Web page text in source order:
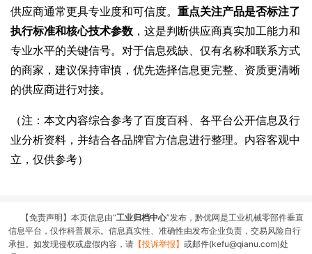
供应商通常更具专业度和可信度。 重点关注产品是否标注了
执行标准和核心技术参数 ，这是判断供应商真实加工能力和
专业水平的关键信号。对于信息残缺、仅有名称和联系方式
的商家，建议保持审慎，优先选择信息更完整、资质更清晰
的供应商进行对接。
（注：本文内容综合参考了百度百科、各平台公开信息及行
业分析资料，并结合各品牌官方信息进行整理。内容客观中
立，仅供参考）
【免责声明】本页信息由“工业归档中心”发布，黔优网是工业机械零部件垂直
信息平台，仅作科普展示。信息真实性、准确性由发布企业负责，交易风险自行
承担。如发现侵权或虚假内容，请 【投诉举报】 或邮件(kefu@qianu.com)处